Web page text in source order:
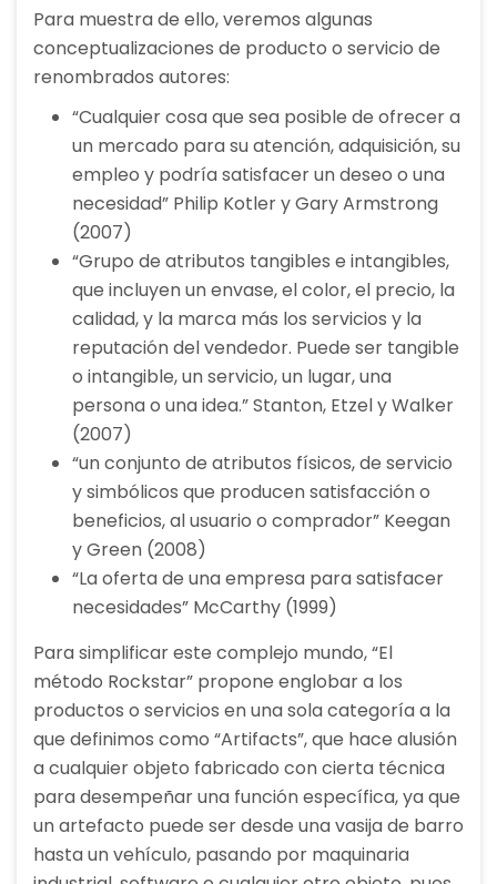
Para muestra de ello, veremos algunas
conceptualizaciones de producto o servicio de
renombrados autores:
“Cualquier cosa que sea posible de ofrecer a
un mercado para su atención, adquisición, su
empleo y podría satisfacer un deseo o una
necesidad” Philip Kotler y Gary Armstrong
(2007)
“Grupo de atributos tangibles e intangibles,
que incluyen un envase, el color, el precio, la
calidad, y la marca más los servicios y la
reputación del vendedor. Puede ser tangible
o intangible, un servicio, un lugar, una
persona o una idea.” Stanton, Etzel y Walker
(2007)
“un conjunto de atributos físicos, de servicio
y simbólicos que producen satisfacción o
beneficios, al usuario o comprador” Keegan
y Green (2008)
“La oferta de una empresa para satisfacer
necesidades” McCarthy (1999)
Para simplificar este complejo mundo, “El
método Rockstar” propone englobar a los
productos o servicios en una sola categoría a la
que definimos como “Artifacts”, que hace alusión
a cualquier objeto fabricado con cierta técnica
para desempeñar una función específica, ya que
un artefacto puede ser desde una vasija de barro
hasta un vehículo, pasando por maquinaria